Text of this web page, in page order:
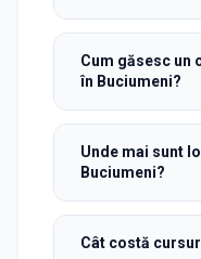
Cum găsesc un
în Buciumeni?
Unde mai sunt
Buciumeni?
Cât costă